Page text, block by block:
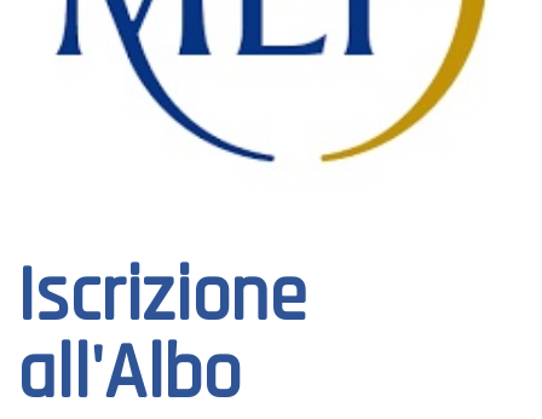
Iscrizione
all'Albo